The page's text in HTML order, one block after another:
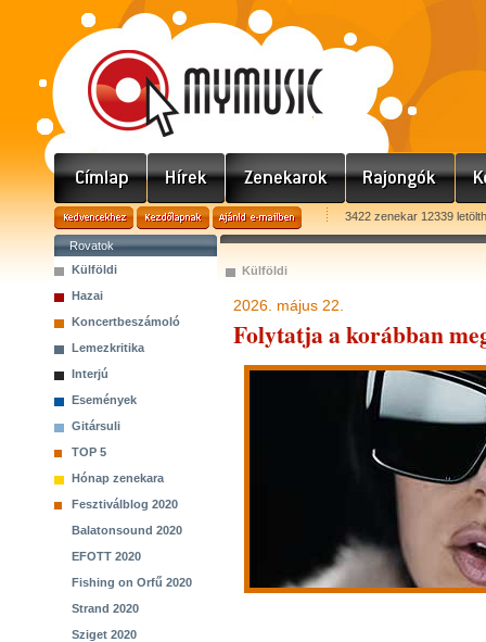
3422 zenekar 12339
Rovatok
Külföldi
Hazai
Koncertbeszámoló
Lemezkritika
Interjú
Események
Gitársuli
TOP 5
Hónap zenekara
Fesztiválblog 2020
Balatonsound 2020
EFOTT 2020
Fishing on Orfű 2020
Strand 2020
Sziget 2020
Külföldi
2026. május 22.
Folytatja a korábban